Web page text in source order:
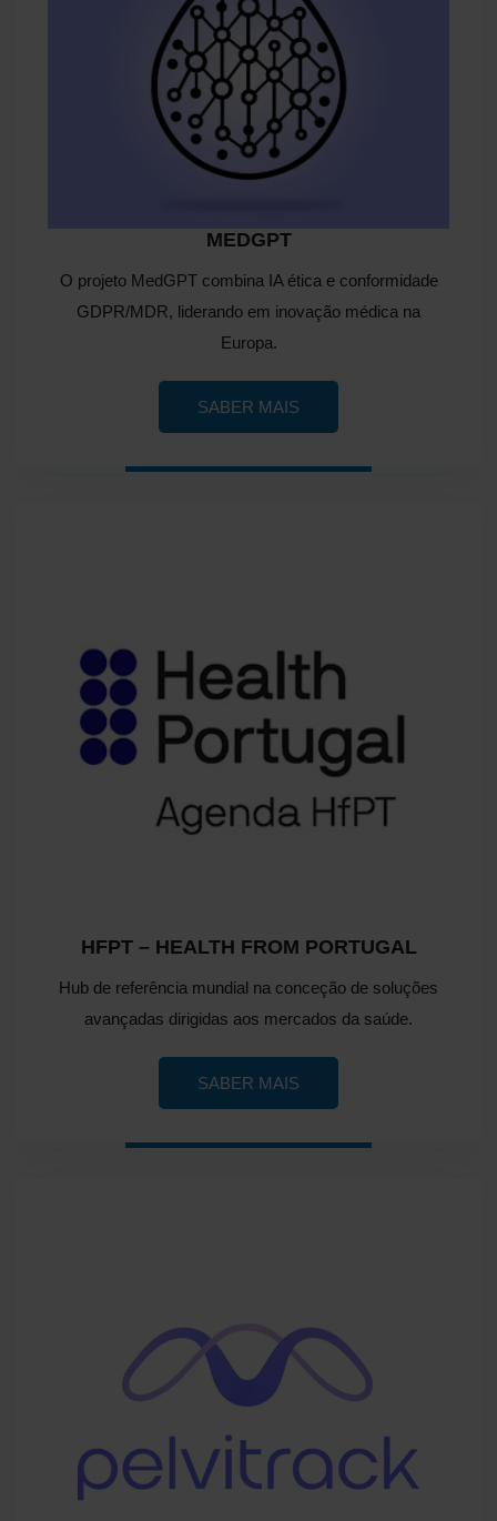
MEDGPT
O projeto MedGPT combina IA ética e conformidade
GDPR/MDR, liderando em inovação médica na
Europa.
SABER MAIS
HFPT – HEALTH FROM PORTUGAL
Hub de referência mundial na conceção de soluções
avançadas dirigidas aos mercados da saúde.
SABER MAIS